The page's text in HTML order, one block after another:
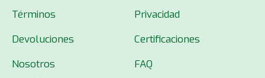
Términos
Privacidad
Devoluciones
Certificaciones
Nosotros
FAQ